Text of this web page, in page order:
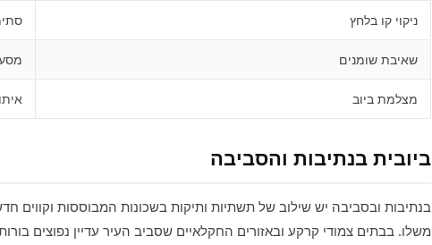
ניקוי קו בלחץ
שאיבת שומנים
מצלמת ביוב
ביובית בנתיבות והסביבה
בנתיבות ובסביבה יש שילוב של תשתיות ותיקות בשכונות המבוססות וקווים
משלו. בבתים צמודי קרקע ובאזורים החקלאיים שסביב העיר עדיין נפוצים